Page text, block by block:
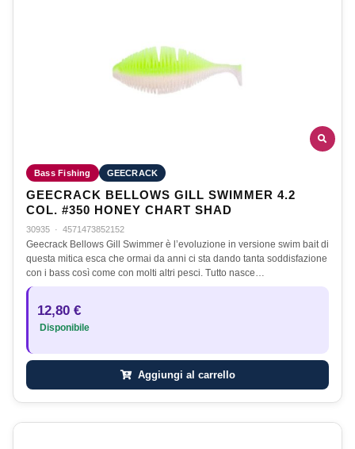
Bass Fishing GEECRACK
GEECRACK BELLOWS GILL SWIMMER 4.2
COL. #350 HONEY CHART SHAD
30935 · 4571473852152
Geecrack Bellows Gill Swimmer è l’evoluzione in versione swim bait di
questa mitica esca che ormai da anni ci sta dando tanta soddisfazione
con i bass così come con molti altri pesci. Tutto nasce…
12,80 €
Disponibile
Aggiungi al carrello